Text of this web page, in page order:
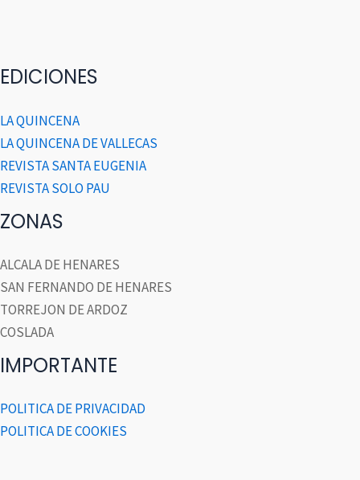
EDICIONES
LA QUINCENA
LA QUINCENA DE VALLECAS
REVISTA SANTA EUGENIA
REVISTA SOLO PAU
ZONAS
ALCALA DE HENARES
SAN FERNANDO DE HENARES
TORREJON DE ARDOZ
COSLADA
IMPORTANTE
POLITICA DE PRIVACIDAD
POLITICA DE COOKIES